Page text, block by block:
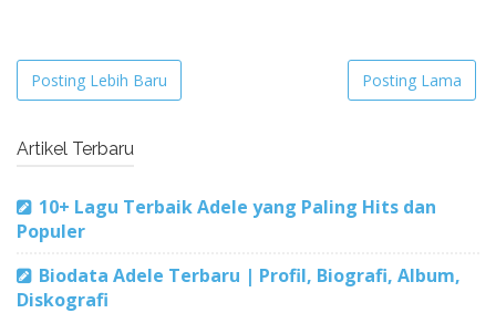
Posting Lebih Baru Posting Lama
Artikel Terbaru
10+ Lagu Terbaik Adele yang Paling Hits dan
Populer
Biodata Adele Terbaru | Profil, Biografi, Album,
Diskografi